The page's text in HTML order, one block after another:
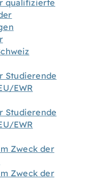
qualifizierte
Studierende
EWR
Studierende
EWR
Zweck der
Zweck der